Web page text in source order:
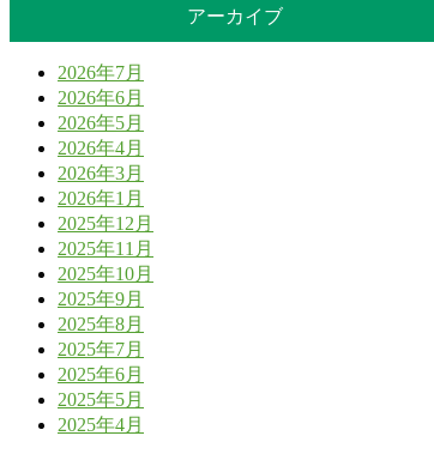
アーカイブ
2026年7月
2026年6月
2026年5月
2026年4月
2026年3月
2026年1月
2025年12月
2025年11月
2025年10月
2025年9月
2025年8月
2025年7月
2025年6月
2025年5月
2025年4月